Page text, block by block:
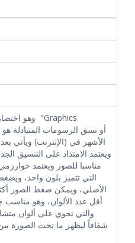
الأشهر في (الإنترنت) ويأتي
ويعتمد الامتداد على التنسيق
مناسبا للصور ويعتمد
الأصلي، ويمكن ضغط الصور
أقل عدد الألوان، وهو مناسب
والتي تحوي على ألوان
شفافاً ليظهر ما تحت الصورة من